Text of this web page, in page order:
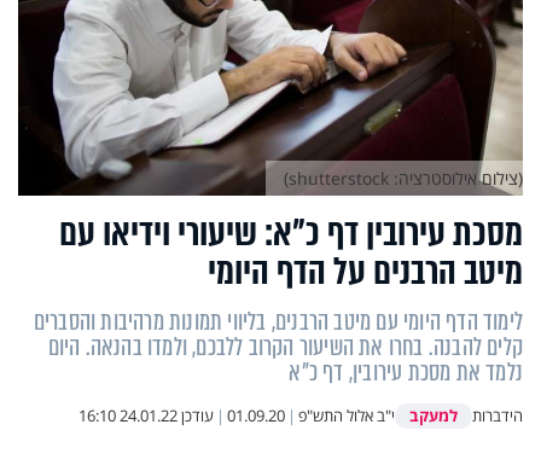
מסכת עירובין דף כ"א: שיעורי וידיאו עם
מיטב הרבנים על הדף היומי
לימוד הדף היומי עם מיטב הרבנים, בליווי תמונות מרהיבות והסברים
קלים להבנה. בחרו את השיעור הקרוב ללבכם, ולמדו בהנאה. היום
נלמד את מסכת עירובין, דף כ"א
הידברות למעקב י"ב אלול התש"פ |
01.09.20
| עודכן24.01.22 16:10
(צילום אילוסטרציה: shutterstock)